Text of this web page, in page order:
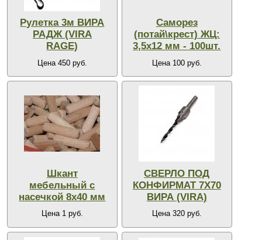
Рулетка 3м ВИРА
РАДЖ (VIRA
RAGE)
Цена 450 руб.
Саморез
(потай\крест) ЖЦ:
3,5х12 мм - 100шт.
Цена 100 руб.
Шкант
мебельный с
насечкой 8х40 мм
Цена 1 руб.
СВЕРЛО ПОД
КОНФИРМАТ 7Х70
ВИРА (VIRA)
Цена 320 руб.